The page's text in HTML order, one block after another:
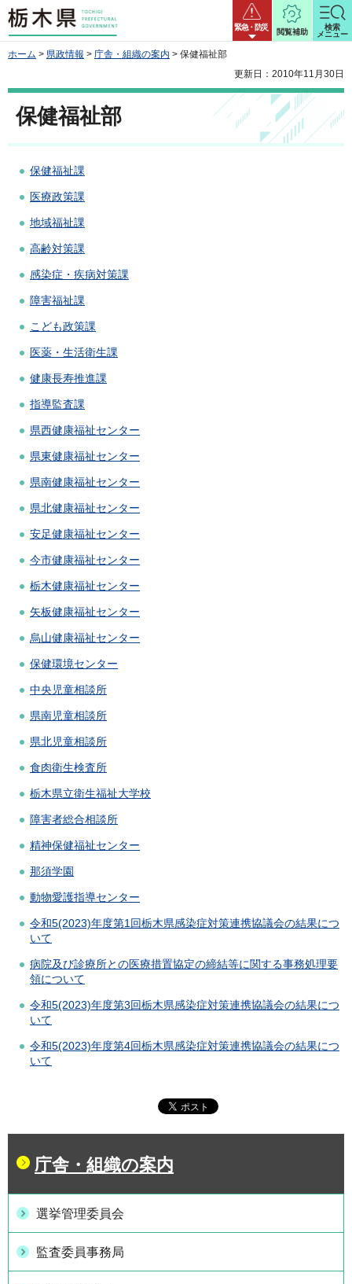
栃木県 緊急・防災
閲覧補助
検索
メニュー
ホーム > 県政情報 > 庁舎・組織の案内 > 保健福祉部
更新日：2010年11月30日
保健福祉部
保健福祉課
医療政策課
地域福祉課
高齢対策課
感染症・疾病対策課
障害福祉課
こども政策課
医薬・生活衛生課
健康長寿推進課
指導監査課
県西健康福祉センター
県東健康福祉センター
県南健康福祉センター
県北健康福祉センター
安足健康福祉センター
今市健康福祉センター
栃木健康福祉センター
矢板健康福祉センター
烏山健康福祉センター
保健環境センター
中央児童相談所
県南児童相談所
県北児童相談所
食肉衛生検査所
栃木県立衛生福祉大学校
障害者総合相談所
精神保健福祉センター
那須学園
動物愛護指導センター
令和5(2023)年度第1回栃木県感染症対策連携協議会の結果につ
いて
病院及び診療所との医療措置協定の締結等に関する事務処理要
領について
令和5(2023)年度第3回栃木県感染症対策連携協議会の結果につ
いて
令和5(2023)年度第4回栃木県感染症対策連携協議会の結果につ
いて
庁舎・組織の案内
選挙管理委員会
監査委員事務局